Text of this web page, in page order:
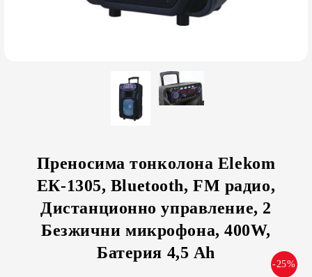
Преносима тонколона Elekom
ЕК-1305, Bluetooth, FM радио,
Дистанционно управление, 2
Безжични микрофона, 400W,
Батерия 4,5 Ah
-25%